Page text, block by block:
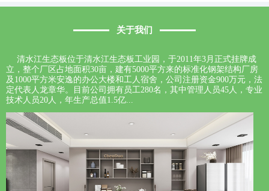
关于我们
清水江生态板位于清水江生态板工业园，于2011年3月正式挂牌成
立，整个厂区占地面积30亩，建有5000平方来的标准化钢架结构厂房
及1000平方米安逸的办公大楼和工人宿舍，公司注册资金900万元，法
定代表人龙章华。目前公司拥有员工280名，其中管理人员45人，专业
技术人员20人，年生产总值1.5亿...